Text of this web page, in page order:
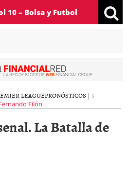
10 – Bolsa y Futbol
LEAGUEPRONÓSTICOS | 5
Filón
La Batalla de